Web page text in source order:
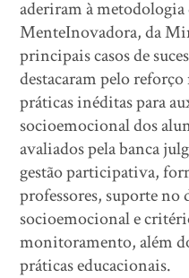
aderiram à
MenteInovadora, da
principais casos de
destacaram pelo
práticas inéditas para
socioemocional dos
avaliados pela banca
gestão participativa,
professores, suporte
socioemocional e
monitoramento, além
práticas educacionais.